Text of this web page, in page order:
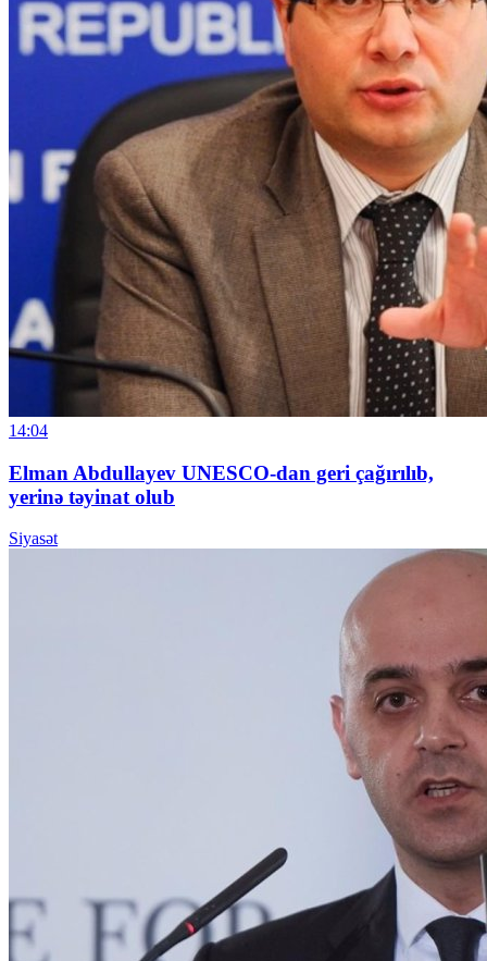
14:04
Elman Abdullayev UNESCO-dan geri çağırılıb,
yerinə təyinat olub
Siyasət